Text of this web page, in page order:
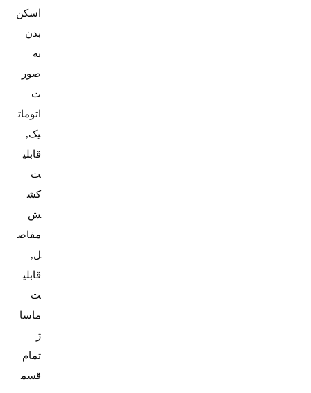
اسکن
بدن
به
صور
ت
اتومات
یک,
قابلی
ت
کش
ش
مفاص
ل,
قابلی
ت
ماسا
ژ
تمام
قسم